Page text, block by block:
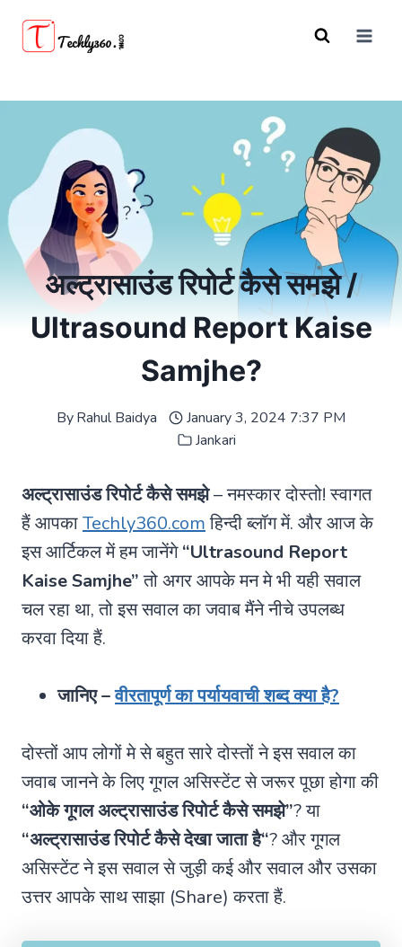
अल्ट्रासाउंड रिपोर्ट कैसे समझे /
Ultrasound Report Kaise
Samjhe?
ByRahul Baidya
January 3, 2024 7:37 PM
Jankari
अल्ट्रासाउंड रिपोर्ट कैसे समझे– नमस्कार दोस्तो! स्वागत
हैं आपकाTechly360.comहिन्दी ब्लॉग में. और आज के
इस आर्टिकल में हम जानेंगे“Ultrasound Report
Kaise Samjhe”तो अगर आपके मन मे भी यही सवाल
चल रहा था, तो इस सवाल का जवाब मैंने नीचे उपलब्ध
करवा दिया हैं.
जानिए –वीरतापूर्ण का पर्यायवाची शब्द क्या है?
दोस्तों आप लोगों मे से बहुत सारे दोस्तों ने इस सवाल का
जवाब जानने के लिए गूगल असिस्टेंट से जरूर पूछा होगा की
“ओके गूगल अल्ट्रासाउंड रिपोर्ट कैसे समझे”? या
“अल्ट्रासाउंड रिपोर्ट कैसे देखा जाता है“? और गूगल
असिस्टेंट ने इस सवाल से जुड़ी कई और सवाल और उसका
उत्तर आपके साथ साझा (Share) करता हैं.